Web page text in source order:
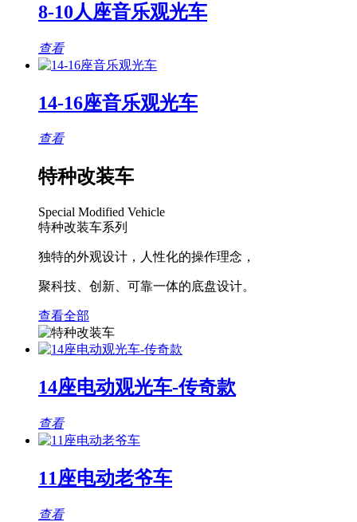
8-10人座音乐观光车
查看
14-16座音乐观光车
查看
特种改装车
Special Modified Vehicle
特种改装车系列
独特的外观设计，人性化的操作理念，
聚科技、创新、可靠一体的底盘设计。
查看全部
14座电动观光车-传奇款
查看
11座电动老爷车
查看